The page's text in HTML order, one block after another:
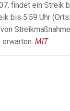
findet ein Streik
bis 5:59 Uhr
von
MIT